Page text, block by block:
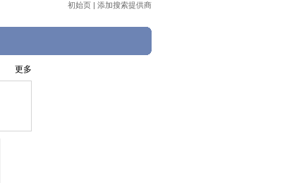
初始页 | 添加搜索提供商
更多